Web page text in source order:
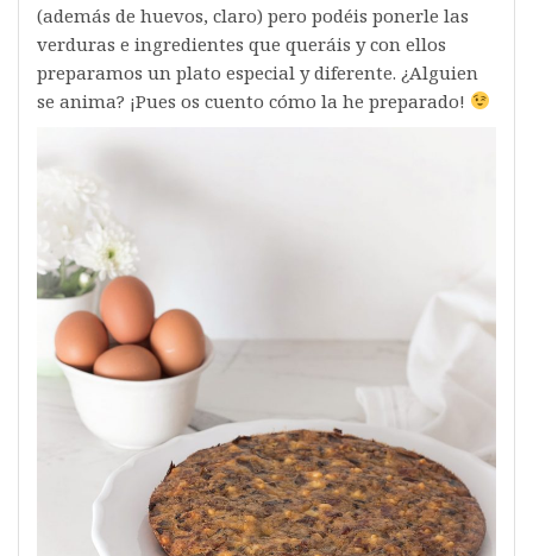
(además de huevos, claro) pero podéis ponerle las
verduras e ingredientes que queráis y con ellos
preparamos un plato especial y diferente. ¿Alguien
se anima? ¡Pues os cuento cómo la he preparado!